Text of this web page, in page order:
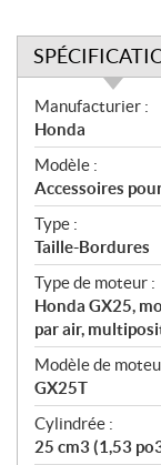
S
p
é
c
i
f
i
c
a
t
i
o
n
s
Manufacturier :
Honda
Modèle :
Accessoires
Type :
Taille-Bordures
Type de moteur :
Honda GX25,
par air,
Modèle de
GX25T
Cylindrée :
25 cm3 (1,53